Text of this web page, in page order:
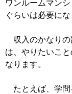
ワンルームマン
ぐらいは必要にな
収入のかなりの
は、やりたいこ
なります。
たとえば、学問